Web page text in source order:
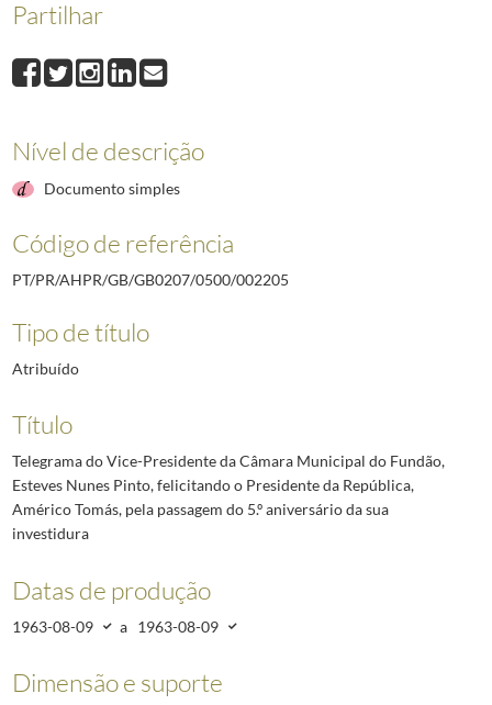
002207Telegrama da Câmara Municipal de Portimão, Rogério dos Reis
002208Telegrama do Presidente da Câmara Municipal de Miranda do
002210
Telegrama do Presidente da Comissão Concelhia da União
002637 Telegrama do Presidente do Conselho, Marcelo Caetano, ao
Partilhar
Nível de descrição
Documento simples
Código de referência
PT/PR/AHPR/GB/GB0207/0500/002205
Tipo de título
Atribuído
Título
Telegrama do Vice-Presidente da Câmara Municipal do Fundão,
Esteves Nunes Pinto, felicitando o Presidente da República,
Américo Tomás, pela passagem do 5.º aniversário da sua
investidura
Datas de produção
1963-08-09 a 1963-08-09
Dimensão e suporte